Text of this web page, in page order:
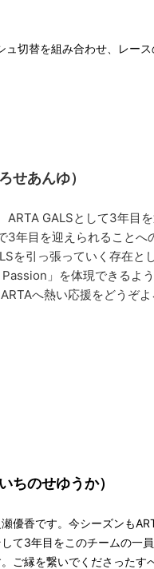
切替を組み合わせ、レー
せあんゆ）
ARTA GALSとして3年目
3年目を迎えられることへ
を引っ張っていく存在と
」を体現できるよ
へ熱い応援をどうぞよ
ちのせゆうか）
優香です。今シーズンも
て3年目をこのチームの一
ご縁を繋いでくださったす